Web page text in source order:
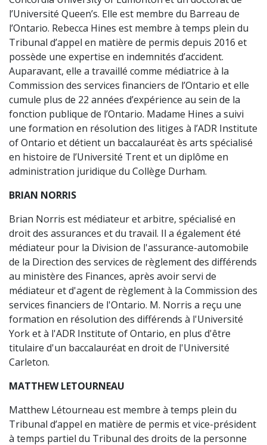
l’Université Queen’s. Elle est membre du Barreau de
l’Ontario. Rebecca Hines est membre à temps plein du
Tribunal d’appel en matière de permis depuis 2016 et
possède une expertise en indemnités d’accident.
Auparavant, elle a travaillé comme médiatrice à la
Commission des services financiers de l’Ontario et elle
cumule plus de 22 années d’expérience au sein de la
fonction publique de l’Ontario. Madame Hines a suivi
une formation en résolution des litiges à l’ADR Institute
of Ontario et détient un baccalauréat ès arts spécialisé
en histoire de l’Université Trent et un diplôme en
administration juridique du Collège Durham.
BRIAN NORRIS
Brian Norris est médiateur et arbitre, spécialisé en
droit des assurances et du travail. Il a également été
médiateur pour la Division de l'assurance-automobile
de la Direction des services de règlement des différends
au ministère des Finances, après avoir servi de
médiateur et d'agent de règlement à la Commission des
services financiers de l'Ontario. M. Norris a reçu une
formation en résolution des différends à l'Université
York et à l'ADR Institute of Ontario, en plus d'être
titulaire d'un baccalauréat en droit de l'Université
Carleton.
MATTHEW LETOURNEAU
Matthew Létourneau est membre à temps plein du
Tribunal d’appel en matière de permis et vice-président
à temps partiel du Tribunal des droits de la personne